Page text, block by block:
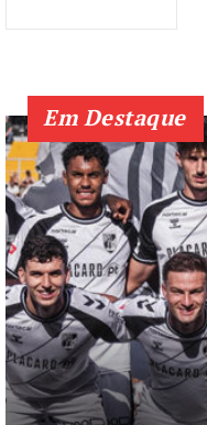
Em Destaque